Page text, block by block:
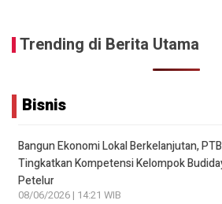
Trending di Berita Utama
Bisnis
Bangun Ekonomi Lokal Berkelanjutan,
Tingkatkan Kompetensi Kelompok
Petelur
08/06/2026 | 14:21 WIB